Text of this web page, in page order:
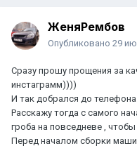
ЖеняРембов
Опубликовано 29
Сразу прошу прощения за
инстаграмм))))
И так добрался до
Расскажу тогда с самого
гроба на повседневе ,
Перед началом сборки